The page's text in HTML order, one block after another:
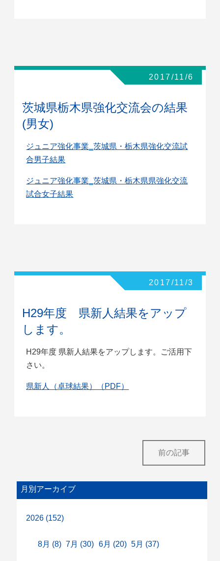
茨城県栃木県強化交流会の結果
(男女)
2017/11/6
ジュニア強化事業‗茨城県・栃木県強化交流試
合男子結果
ジュニア強化事業‗茨城県・栃木県県強化交流
試合女子結果
H29年度 県新人結果をアップ
します。
2017/11/3
H29年度 県新人結果をアップします。ご活用下
さい。
県新人（卓球結果）（PDF）
前の記事
月別アーカイブ
2026 (152)
8月 (8) 7月 (30) 6月 (20) 5月 (37)